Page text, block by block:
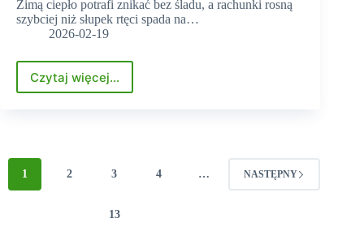
Zimą ciepło potrafi znikać bez śladu, a rachunki rosną
szybciej niż słupek rtęci spada na…
2026-02-19
Czytaj więcej...
Jak
ciepła”?
1 2 3 4 …
13
NASTĘPNY